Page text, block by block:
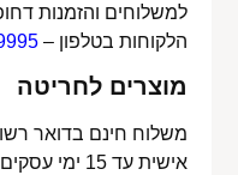
למשלוחים והזמנות
הלקוחות בטלפון –
מוצרים לחריטה
משלוח חינם בדואר
אישית עד 15 ימי עסקים מעל 350 ₪